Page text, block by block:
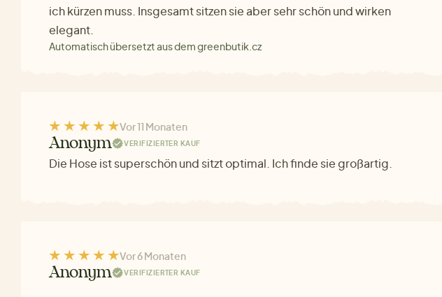
ich kürzen muss. Insgesamt sitzen sie aber sehr schön und wirken
elegant.
Automatisch übersetzt aus dem greenbutik.cz
Vor 11 Monaten
Anonym VERIFIZIERTER KAUF
Die Hose ist superschön und sitzt optimal. Ich finde sie großartig.
Vor 6 Monaten
Anonym VERIFIZIERTER KAUF